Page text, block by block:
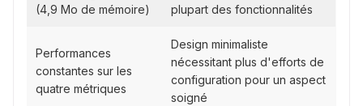
(4,9 Mo de mémoire)
plupart des fonctionnalités
Performances
constantes sur les
quatre métriques
Design minimaliste
nécessitant plus d'efforts de
configuration pour un aspect
soigné